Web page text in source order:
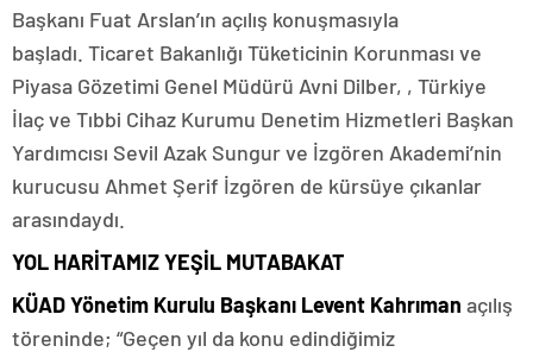
Başkanı Fuat Arslan’ın açılış konuşmasıyla
başladı. Ticaret Bakanlığı Tüketicinin Korunması ve
Piyasa Gözetimi Genel Müdürü Avni Dilber, , Türkiye
İlaç ve Tıbbi Cihaz Kurumu Denetim Hizmetleri Başkan
Yardımcısı Sevil Azak Sungur ve İzgören Akademi’nin
kurucusu Ahmet Şerif İzgören de kürsüye çıkanlar
arasındaydı.
YOL HARİTAMIZ YEŞİL MUTABAKAT
KÜAD Yönetim Kurulu Başkanı Levent Kahrıman açılış
töreninde; “Geçen yıl da konu edindiğimiz